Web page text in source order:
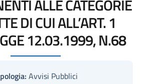
ALLE CATEGORIE
DI CUI ALL’ART. 1
12.03.1999, N.68
Avvisi Pubblici